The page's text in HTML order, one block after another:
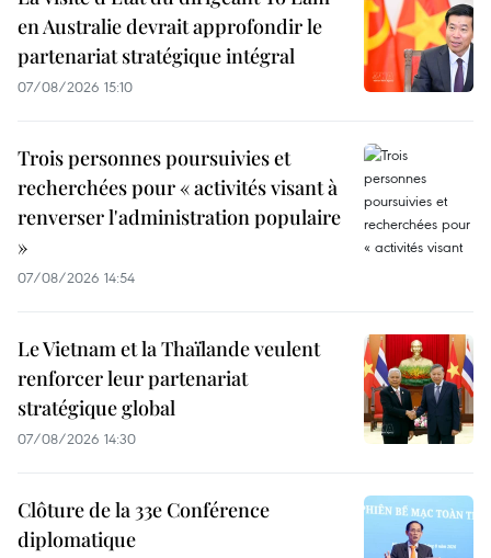
en Australie devrait approfondir le
partenariat stratégique intégral
07/08/2026 15:10
Trois personnes poursuivies et
recherchées pour « activités visant à
renverser l'administration populaire
»
07/08/2026 14:54
Le Vietnam et la Thaïlande veulent
renforcer leur partenariat
stratégique global
07/08/2026 14:30
Clôture de la 33e Conférence
diplomatique